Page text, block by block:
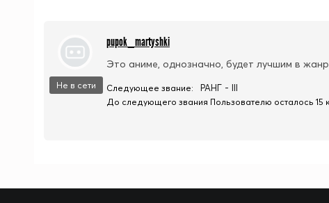
Не в сети
pupok_martyshki
Это аниме, однозначно, будет лучшим в
Следующее звание: РАНГ - III
До следующего звания Пользователю осталось 15